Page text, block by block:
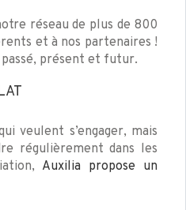
réseau de plus de 800
et à nos partenaires !
présent et futur.
veulent s’engager, mais
régulièrement dans les
Auxilia propose un